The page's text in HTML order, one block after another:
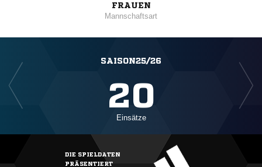
FRAUEN
Mannschaftsart
SAISON25/26
20
Einsätze
DIE SPIELDATEN
PRÄSENTIERT